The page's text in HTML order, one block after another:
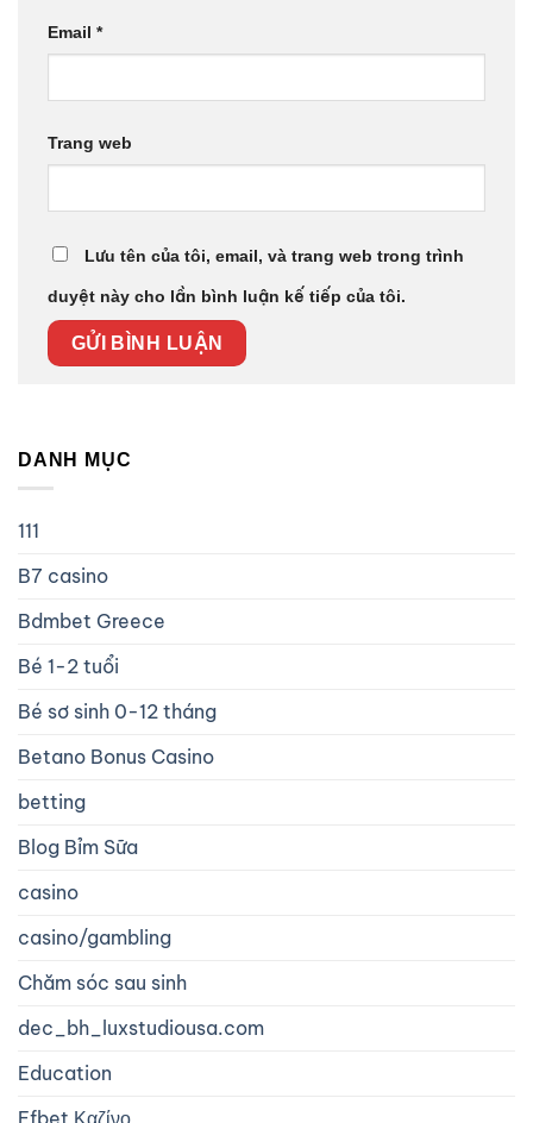
Email *
Trang web
Lưu tên của tôi, email, và trang web trong trình
duyệt này cho lần bình luận kế tiếp của tôi.
DANH MỤC
111
B7 casino
Bdmbet Greece
Bé 1-2 tuổi
Bé sơ sinh 0-12 tháng
Betano Bonus Casino
betting
Blog Bỉm Sữa
casino
casino/gambling
Chăm sóc sau sinh
dec_bh_luxstudiousa.com
Education